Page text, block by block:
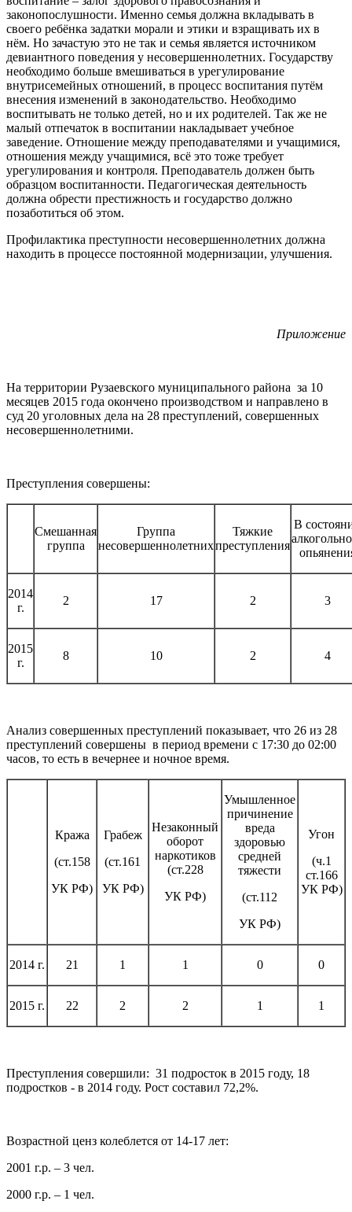
законопослушности. Именно семья должна вкладывать в
своего ребёнка задатки морали и этики и взращивать их в
нём. Но зачастую это не так и семья является источником
девиантного поведения у несовершеннолетних. Государству
необходимо больше вмешиваться в урегулирование
внутрисемейных отношений, в процесс воспитания путём
внесения изменений в законодательство. Необходимо
воспитывать не только детей, но и их родителей. Так же не
малый отпечаток в воспитании накладывает учебное
заведение. Отношение между преподавателями и учащимися,
отношения между учащимися, всё это тоже требует
урегулирования и контроля. Преподаватель должен быть
образцом воспитанности. Педагогическая деятельность
должна обрести престижность и государство должно
позаботиться об этом.
Профилактика преступности несовершеннолетних должна
находить в процессе постоянной модернизации, улучшения.
Приложение
На территории Рузаевского муниципального района за 10
месяцев 2015 года окончено производством и направлено в
суд 20 уголовных дела на 28 преступлений, совершенных
несовершеннолетними.
Преступления совершены:
Смешанная
группа
Группа
несовершеннолетних
Тяжкие
преступления
В
2014
г.
2 17 2 3
2015
г.
8 10 2 4
Анализ совершенных преступлений показывает, что 26 из 28
преступлений совершены в период времени с 17:30 до 02:00
часов, то есть в вечернее и ночное время.
Кража
(ст.158
УК РФ)
Грабеж
(ст.161
УК РФ)
Незаконный
оборот
наркотиков
(ст.228
УК РФ)
Умышленное
причинение
вреда
здоровью
средней
тяжести
(ст.112
УК РФ)
Угон
(ч.1
ст.166
УК РФ)
2014 г. 21 1 1 0 0
2015 г. 22 2 2 1 1
Преступления совершили: 31 подросток в 2015 году, 18
подростков - в 2014 году. Рост составил 72,2%.
Возрастной ценз колеблется от 14-17 лет:
2001 г.р. – 3 чел.
2000 г.р. – 1 чел.